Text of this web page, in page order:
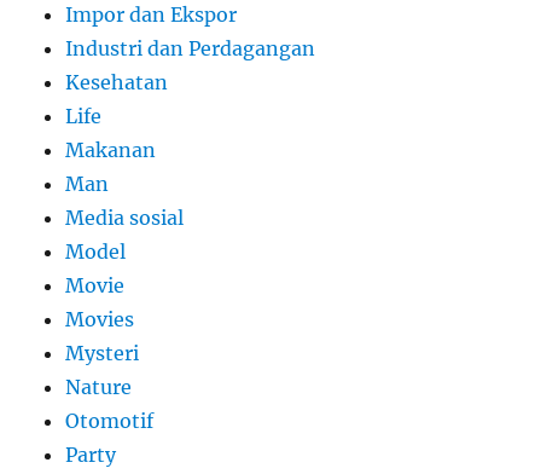
Impor dan Ekspor
Industri dan Perdagangan
Kesehatan
Life
Makanan
Man
Media sosial
Model
Movie
Movies
Mysteri
Nature
Otomotif
Party